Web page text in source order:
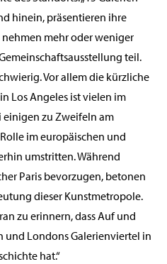
hinein, präsentieren ihre
mehr oder weniger
teil.
Vor allem die kürzliche
Los Angeles ist vielen im
einigen zu Zweifeln am
im europäischen und
umstritten. Während
Paris bevorzugen, betonen
dieser Kunstmetropole.
zu erinnern, dass Auf und
und Londons Galerienviertel in
hat.“